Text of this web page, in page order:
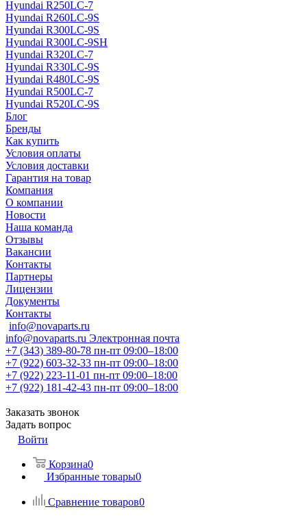
Hyundai R250LC-7
Hyundai R260LC-9S
Hyundai R300LC-9S
Hyundai R300LC-9SH
Hyundai R320LC-7
Hyundai R330LC-9S
Hyundai R480LC-9S
Hyundai R500LC-7
Hyundai R520LC-9S
Блог
Бренды
Как купить
Условия оплаты
Условия доставки
Гарантия на товар
Компания
О компании
Новости
Наша команда
Отзывы
Вакансии
Контакты
Партнеры
Лицензии
Документы
Контакты
info@novaparts.ru
info@novaparts.ru Электронная почта
+7 (343) 389-80-78 пн-пт 09:00–18:00
+7 (922) 603-32-33 пн-пт 09:00–18:00
+7 (922) 223-11-01 пн-пт 09:00–18:00
+7 (922) 181-42-43 пн-пт 09:00–18:00
Заказать звонок
Задать вопрос
Войти
Корзина0
Избранные товары0
Сравнение товаров0